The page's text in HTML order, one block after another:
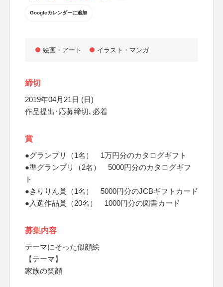
Googleカレンダーに追加
絵画・アート イラスト・マンガ
締切
2019年04月21日 (日)
作品提出･応募締切､必着
賞
●グランプリ（1名） 1万円分のカタログギフト
●準グランプリ（2名） 5000円分のカタログギフ
ト
●きりりん賞（1名） 5000円分のJCBギフトカード
●入選作品賞（20名） 1000円分の図書カード
募集内容
テーマにそった似顔絵
【テーマ】
家族の笑顔